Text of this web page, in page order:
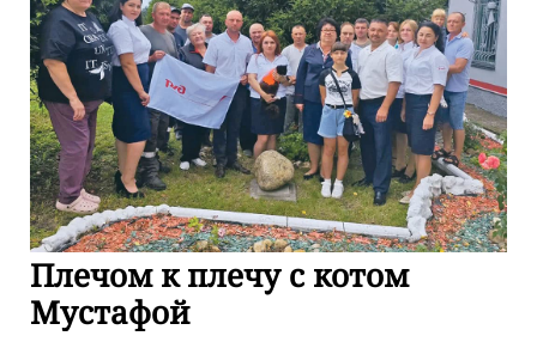
Плечом к плечу с котом
Мустафой